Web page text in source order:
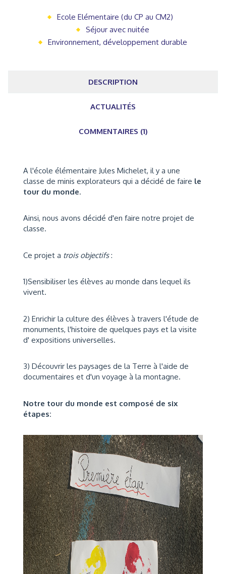
Ecole Elémentaire (du CP au CM2)
Séjour avec nuitée
Environnement, développement durable
DESCRIPTION
ACTUALITÉS
COMMENTAIRES (1)
A l'école élémentaire Jules Michelet, il y a une
classe de minis explorateurs qui a décidé de faire le
tour du monde.
Ainsi, nous avons décidé d'en faire notre projet de
classe.
Ce projet a troisobjectifs:
1)Sensibiliser les élèves au monde dans lequel ils
vivent.
2) Enrichir la culture des élèves à travers l'étude de
monuments, l'histoire de quelques pays et la visite
d' expositions universelles.
3) Découvrir les paysages de la Terre à l'aide de
documentaires et d'un voyage à la montagne.
Notre tour du monde est composé de six
étapes: